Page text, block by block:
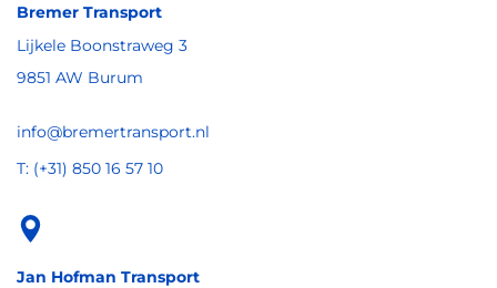
Bremer Transport
Lijkele Boonstraweg 3
9851 AW Burum
info@bremertransport.nl
T: (+31) 850 16 57 10
Jan Hofman Transport